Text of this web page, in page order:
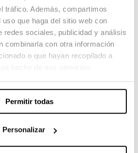
tráfico. Además, compartimos
que haga del sitio web con
redes sociales, publicidad y análisis
combinarla con otra información
o que hayan recopilado a
Permitir todas
Personalizar
de San Sebastián
año más.
que se proyectan
las películas:
de Isabel Coixet con
guión deBernat
deJaume Martí,
de
Laura Pedro
Oriol Tarragóy
Marc Bech.
dirección de